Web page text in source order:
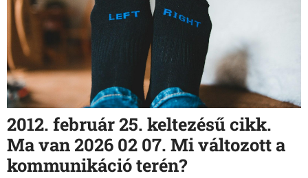
2012. február 25. keltezésű cikk.
Ma van 2026 02 07. Mi változott a
kommunikáció terén?